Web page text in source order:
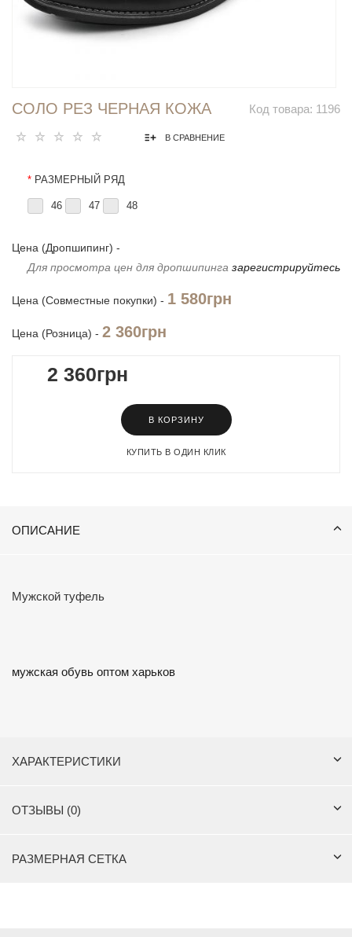
Код товара: 1196
СОЛО РЕЗ ЧЕРНАЯ КОЖА
В СРАВНЕНИЕ
* РАЗМЕРНЫЙ РЯД
46 47 48
Цена (Дропшипинг) -
Для просмотра цен для дропшипинга зарегистрируйтесь
Цена (Совместные покупки) - 1 580грн
Цена (Розница) - 2 360грн
2 360грн
В КОРЗИНУ
КУПИТЬ В ОДИН КЛИК
ОПИСАНИЕ
Мужской туфель
мужская обувь оптом харьков
ХАРАКТЕРИСТИКИ
ОТЗЫВЫ (0)
РАЗМЕРНАЯ СЕТКА